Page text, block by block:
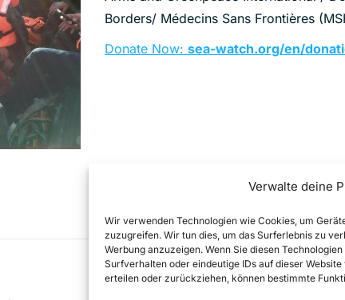
Verwalte deine
Wir verwenden Technologien wie Cookies, um
zuzugreifen. Wir tun dies, um das Surferlebnis zu
Werbung anzuzeigen. Wenn Sie diesen
Surfverhalten oder eindeutige IDs auf dieser
erteilen oder zurückziehen, können bestimmte
Borders/ Médecins Sans Frontières
Donate Now: sea-watch.org/en/
Lesbos update